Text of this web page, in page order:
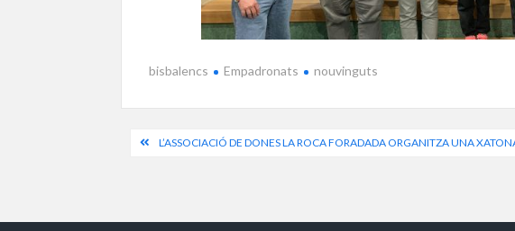
bisbalencs Empadronats nouvinguts
Navegació
L’ASSOCIACIÓ DE DONES LA ROCA FORADADA ORGANITZA UNA